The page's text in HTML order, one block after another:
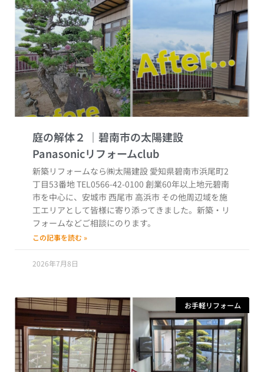
庭の解体２
新築リフォームなら㈱太陽建設 愛知県碧南市浜尾町2
丁目53番地 TEL0566-42-0100 創業60年以上地元碧南
市を中心に、安城市 西尾市 高浜市 その他周辺域を施
工エリアとして皆様に寄り添ってきました。新築・リ
フォームなどご相談にのります。
この記事を読む »
2026年7月8日
お手軽リフォーム